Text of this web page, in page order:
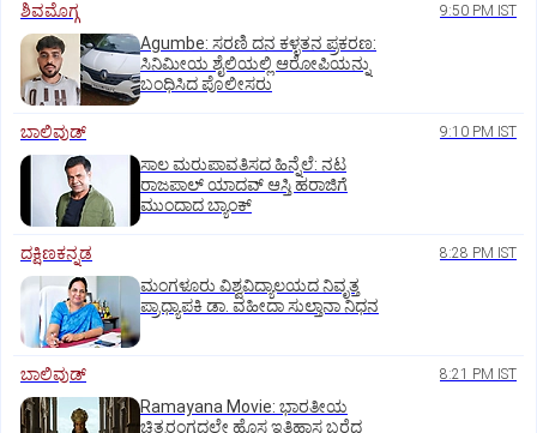
ಶಿವಮೊಗ್ಗ 9:50 PM IST
Agumbe: ಸರಣಿ ದನ ಕಳ್ಳತನ ಪ್ರಕರಣ:
ಸಿನಿಮೀಯ ಶೈಲಿಯಲ್ಲಿ ಆರೋಪಿಯನ್ನು
ಬಂಧಿಸಿದ ಪೊಲೀಸರು
ಬಾಲಿವುಡ್‌ 9:10 PM IST
ಸಾಲ ಮರುಪಾವತಿಸದ ಹಿನ್ನೆಲೆ: ನಟ
ರಾಜಪಾಲ್ ಯಾದವ್‌ ಆಸ್ತಿ ಹರಾಜಿಗೆ
ಮುಂದಾದ ಬ್ಯಾಂಕ್
ದಕ್ಷಿಣಕನ್ನಡ 8:28 PM IST
ಮಂಗಳೂರು ವಿಶ್ವವಿದ್ಯಾಲಯದ ನಿವೃತ್ತ
ಪ್ರಾಧ್ಯಾಪಕಿ ಡಾ. ವಹೀದಾ ಸುಲ್ತಾನಾ ನಿಧನ
ಬಾಲಿವುಡ್‌ 8:21 PM IST
Ramayana Movie: ಭಾರತೀಯ
ಚಿತ್ರರಂಗದಲ್ಲೇ ಹೊಸ ಇತಿಹಾಸ ಬರೆದ